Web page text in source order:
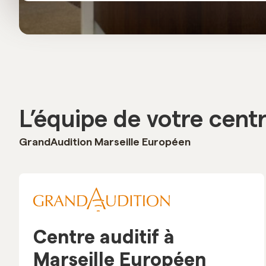
L’équipe de votre
GrandAudition Marseille Européen
Centre auditif à
Marseille Européen